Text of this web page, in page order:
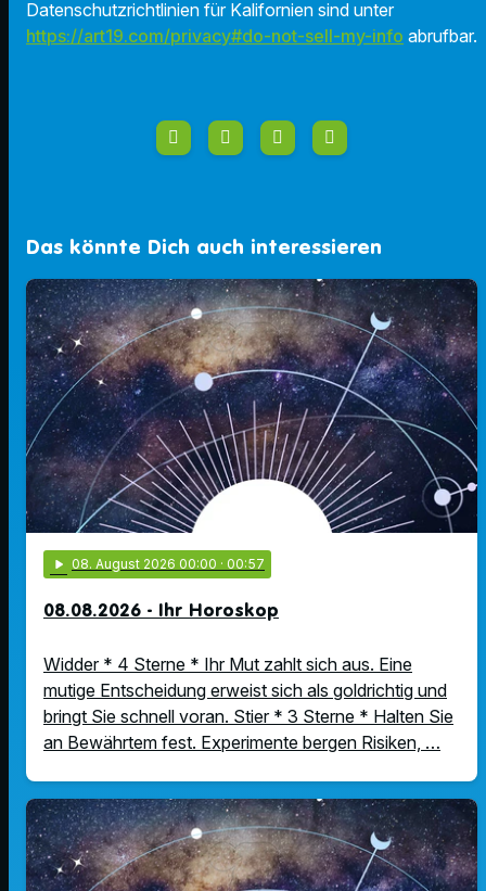
Datenschutzrichtlinien für Kalifornien sind unter
https://art19.com/privacy#do-not-sell-my-info abrufbar.
Das könnte Dich auch interessieren
play_arrow 08. August 2026 00:00 · 00:57
08.08.2026 - Ihr Horoskop
Widder * 4 Sterne * Ihr Mut zahlt sich aus. Eine
mutige Entscheidung erweist sich als goldrichtig und
bringt Sie schnell voran. Stier * 3 Sterne * Halten Sie
an Bewährtem fest. Experimente bergen Risiken, …